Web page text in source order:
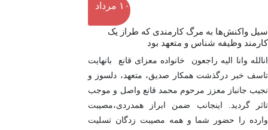
۱۰ مرداد
سیل واکنش‌ها به مرگ کارمندی که طراز یک
کارمند وظیفه شناس و متعهد بود
انالله وانا الیه راجعون خانواده معزای قانع بانهایت
تاسف خبر درگذشت همکار صدیق، متعهد، دلسوز و
نجیب جانباز معزز مرحوم محمد قانع واصل و موجب
تاثر گردید. اینجانب ضمن ابراز همدردی،مصیبت
وارده را حضور شما و همه مصیبت زدگان تسلیت